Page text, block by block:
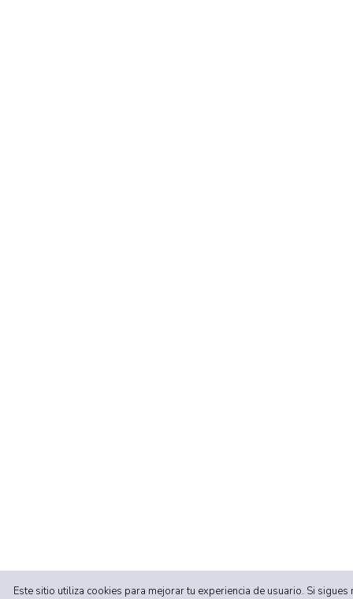
Este sitio utiliza cookies para mejorar tu experiencia de usuario. Si